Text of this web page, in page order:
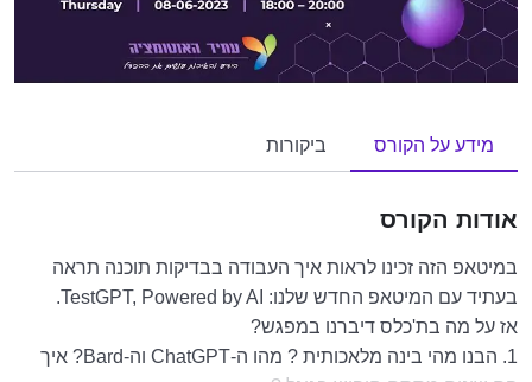
מידע על הקורס ביקורות
אודות הקורס
במיטאפ הזה זכינו לראות איך העבודה בבדיקות תוכנה תראה
בעתיד עם המיטאפ החדש שלנו: TestGPT, Powered by AI.
אז על מה בת'כלס דיברנו במפגש?
1. הבנו מהי בינה מלאכותית ? מהו ה-ChatGPT וה-Bard? איך